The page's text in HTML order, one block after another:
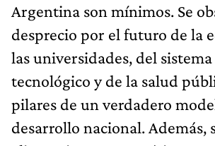
Argentina son mínimos. Se
desprecio por el futuro de la
las universidades, del
tecnológico y de la salud
pilares de un verdadero
desarrollo nacional. Además,